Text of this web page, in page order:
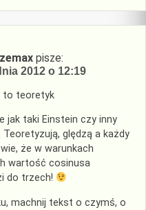
pisze:
2012 o 12:19
to teoretyk
jak taki Einstein czy inny
Teoretyzują, ględzą a każdy
że w warunkach
wartość cosinusa
do trzech!
machnij tekst o czymś, o